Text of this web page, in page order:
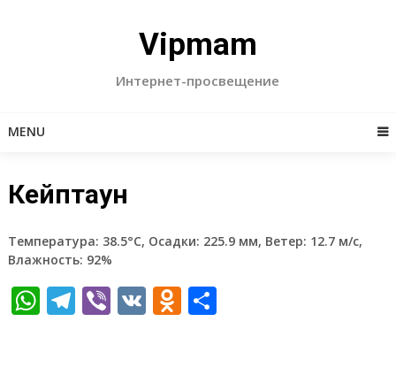
Vipmam
Интернет-просвещение
MENU
Кейптаун
Температура: 38.5°C, Осадки: 225.9 мм, Ветер: 12.7 м/с,
Влажность: 92%
WhatsApp
Telegram
Viber
VKOdnoklassniki
Отправить